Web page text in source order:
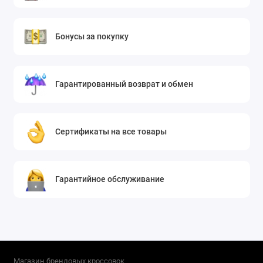
Бонусы за покупку
Гарантированный возврат и обмен
Сертификаты на все товары
Гарантийное обслуживание
Магазин брендовых кроссовок